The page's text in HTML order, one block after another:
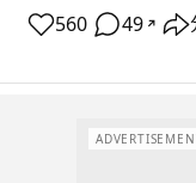
560 49 ↗